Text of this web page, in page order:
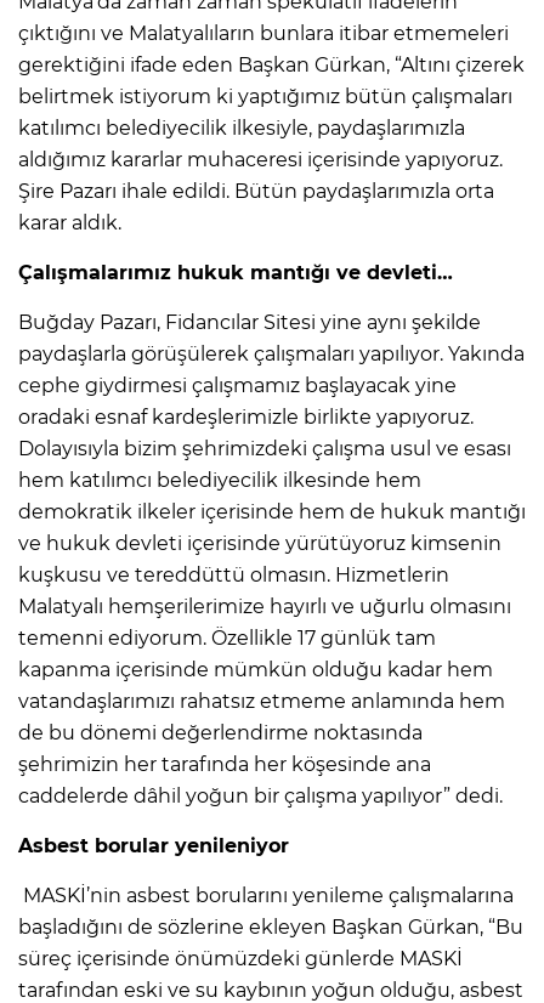
çıktığını ve Malatyalıların bunlara itibar etmemeleri
gerektiğini ifade eden Başkan Gürkan, “Altını çizerek
belirtmek istiyorum ki yaptığımız bütün çalışmaları
katılımcı belediyecilik ilkesiyle, paydaşlarımızla
aldığımız kararlar muhaceresi içerisinde yapıyoruz.
Şire Pazarı ihale edildi. Bütün paydaşlarımızla orta
karar aldık.
Çalışmalarımız hukuk mantığı ve devleti…
Buğday Pazarı, Fidancılar Sitesi yine aynı şekilde
paydaşlarla görüşülerek çalışmaları yapılıyor. Yakında
cephe giydirmesi çalışmamız başlayacak yine
oradaki esnaf kardeşlerimizle birlikte yapıyoruz.
Dolayısıyla bizim şehrimizdeki çalışma usul ve esası
hem katılımcı belediyecilik ilkesinde hem
demokratik ilkeler içerisinde hem de hukuk mantığı
ve hukuk devleti içerisinde yürütüyoruz kimsenin
kuşkusu ve tereddüttü olmasın. Hizmetlerin
Malatyalı hemşerilerimize hayırlı ve uğurlu olmasını
temenni ediyorum. Özellikle 17 günlük tam
kapanma içerisinde mümkün olduğu kadar hem
vatandaşlarımızı rahatsız etmeme anlamında hem
de bu dönemi değerlendirme noktasında
şehrimizin her tarafında her köşesinde ana
caddelerde dâhil yoğun bir çalışma yapılıyor” dedi.
Asbest borular yenileniyor
MASKİ’nin asbest borularını yenileme çalışmalarına
başladığını de sözlerine ekleyen Başkan Gürkan, “Bu
süreç içerisinde önümüzdeki günlerde MASKİ
tarafından eski ve su kaybının yoğun olduğu, asbest